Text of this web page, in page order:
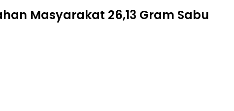
Masyarakat 26,13 Gram Sabu